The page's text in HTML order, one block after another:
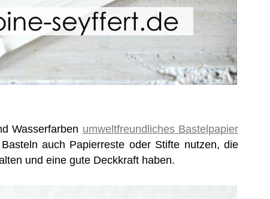
Wasserfarben umweltfreundliches Bastelpapier
auch Papierreste oder Stifte nutzen, die
und eine gute Deckkraft haben.